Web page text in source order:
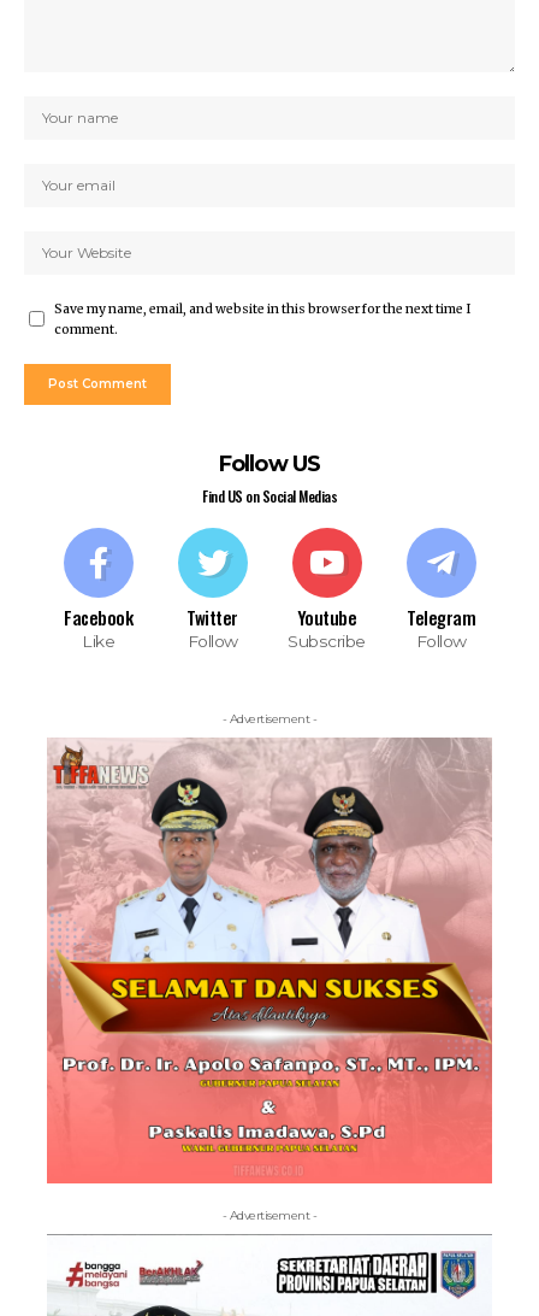
Save my name, email, and website in this browser for the next time I
comment.
Follow US
Find US on Social Medias
Facebook
Like
Twitter
Follow
Youtube
Subscribe
Telegram
Follow
- Advertisement -
- Advertisement -